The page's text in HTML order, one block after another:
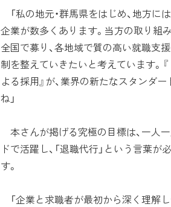
「私の地元・群馬県をはじめ、地方に
企業が数多くあります。当方の取り組
全国で募り、各地域で質の高い就職支
制を整えていきたいと考えています。
よる採用』が、業界の新たなスタンダ
ね」
本さんが掲げる究極の目標は、一人
ドで活躍し、「退職代行」という言葉
す。
「企業と求職者が最初から深く理解